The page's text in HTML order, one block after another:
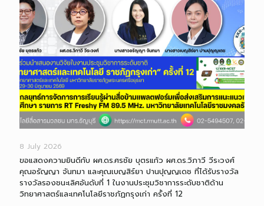
8 July 2026
ขอแสดงความยินดีกับ ผศ.ดร.ศรชัย บุตรแก้ว ผศ.ดร.วิภาวี วีระวงศ์
คุณอรัญญา จันทมา และคุณเบญสิร์ยา ปานปุญญเดช ที่ได้รับรางวัล
รางวัลรองชนะเลิศอันดับที่ 1 ในงานประชุมวิชาการระดับชาติด้าน
วิทยาศาสตร์และเทคโนโลยีราชภัฏกรุงเก่า ครั้งที่ 12